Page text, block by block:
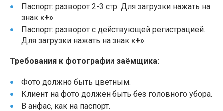
Паспорт: разворот 2-3 стр. Для загрузки нажать на
знак «+».
Паспорт: разворот с действующей регистрацией.
Для загрузки нажать на знак «+».
Требования к фотографии заёмщика:
Фото должно быть цветным.
Клиент на фото должен быть без головного убора.
В анфас, как на паспорт.